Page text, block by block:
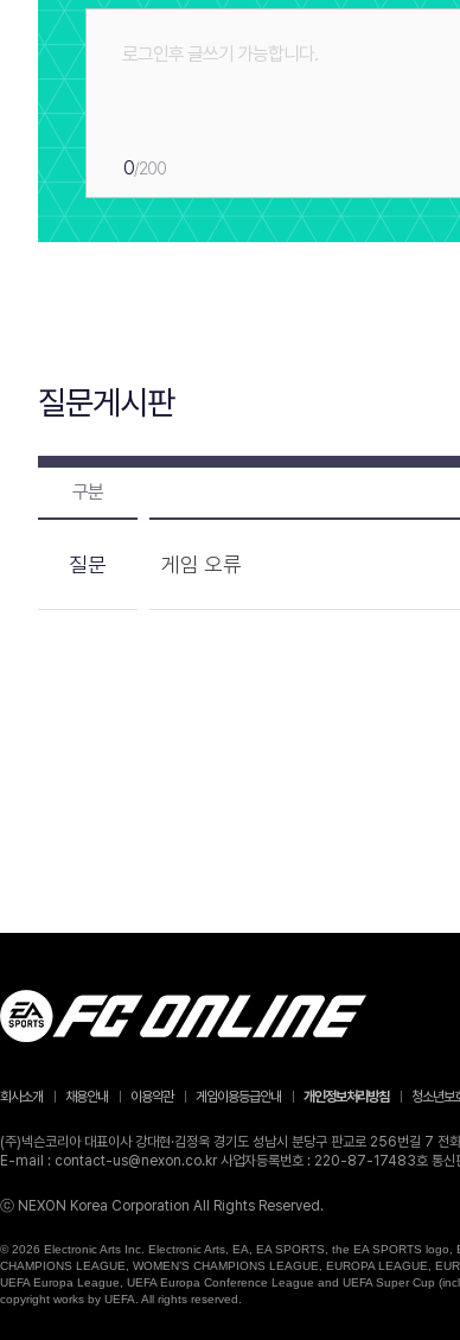
0/200
질문게시판
구분
질문 게임 오류
회사소개 채용안내 이용약관 게임이용등급안내 개인정보처리방침 청소년보
(주)넥슨코리아 대표이사 강대현·김정욱 경기도 성남시 분당구 판교로 256번
E-mail : contact-us@nexon.co.kr 사업자등록번호 : 220-87-17483호 통신
ⓒ NEXON Korea Corporation All Rights Reserved.
© 2026 Electronic Arts Inc. Electronic Arts, EA, EA SPORTS, the EA SPORTS
CHAMPIONS LEAGUE, WOMEN’S CHAMPIONS LEAGUE, EUROPA LEAGUE,
UEFA Europa League, UEFA Europa Conference League and UEFA Super Cup
copyright works by UEFA. All rights reserved.